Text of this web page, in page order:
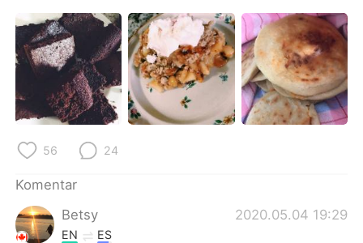
56 24
Komentar
Betsy
2020.05.04 19:29
EN ES